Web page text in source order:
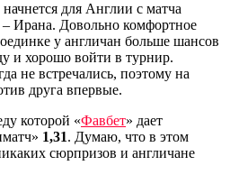
для Англии с матча
– Ирана. Довольно комфортное
у англичан больше шансов
и хорошо войти в турнир.
не встречались, поэтому на
друга впервые.
которой «Фавбет» дает
1,31. Думаю, что в этом
сюрпризов и англичане